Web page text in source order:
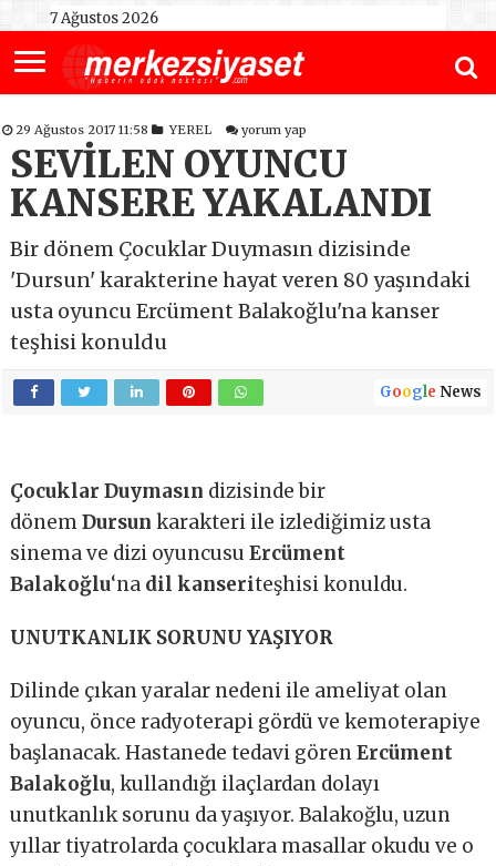
7 Ağustos 2026
29 Ağustos 2017 11:58 YEREL yorum yap
SEVİLEN OYUNCU
KANSERE YAKALANDI
Bir dönem Çocuklar Duymasın dizisinde
'Dursun' karakterine hayat veren 80 yaşındaki
usta oyuncu Ercüment Balakoğlu'na kanser
teşhisi konuldu
Google News
Çocuklar Duymasın dizisinde bir
dönemDursun karakteri ile izlediğimiz usta
sinema ve dizi oyuncusuErcüment
Balakoğlu‘na dil kanseriteşhisi konuldu.
UNUTKANLIK SORUNU YAŞIYOR
Dilinde çıkan yaralar nedeni ile ameliyat olan
oyuncu, önce radyoterapi gördü ve kemoterapiye
başlanacak. Hastanede tedavi görenErcüment
Balakoğlu, kullandığı ilaçlardan dolayı
unutkanlık sorunu da yaşıyor. Balakoğlu, uzun
yıllar tiyatrolarda çocuklara masallar okudu ve o